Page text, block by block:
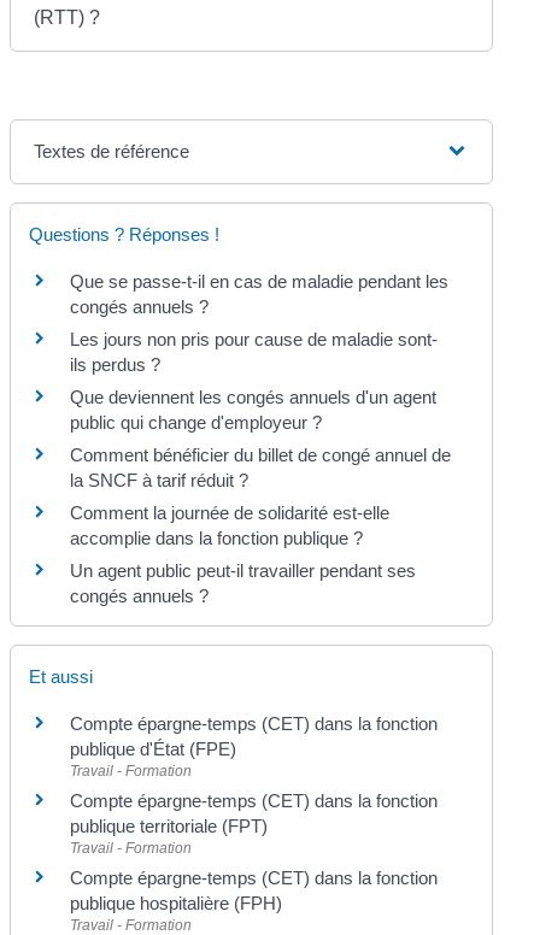
(RTT) ?
Textes de référence
Questions ? Réponses !
Que se passe-t-il en cas de maladie pendant les
congés annuels ?
Les jours non pris pour cause de maladie sont-
ils perdus ?
Que deviennent les congés annuels d'un agent
public qui change d'employeur ?
Comment bénéficier du billet de congé annuel de
la SNCF à tarif réduit ?
Comment la journée de solidarité est-elle
accomplie dans la fonction publique ?
Un agent public peut-il travailler pendant ses
congés annuels ?
Et aussi
Compte épargne-temps (CET) dans la fonction
publique d'État (FPE)
Travail - Formation
Compte épargne-temps (CET) dans la fonction
publique territoriale (FPT)
Travail - Formation
Compte épargne-temps (CET) dans la fonction
publique hospitalière (FPH)
Travail - Formation